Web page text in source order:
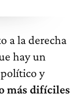
a la derecha
hay un
y
más difíciles